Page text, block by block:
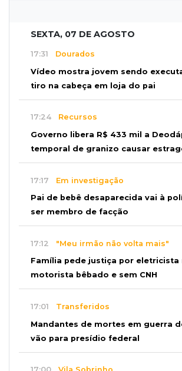
SEXTA, 07 DE AGOSTO
17:31 Dourados
Vídeo mostra jovem sendo
tiro na cabeça em loja do pai
17:24 Recursos
Governo libera R$ 433 mil a
temporal de granizo causar
17:17 Em investigação
Pai de bebê desaparecida vai à
ser membro de facção
17:12 "Meu irmão não volta mais"
Família pede justiça por
motorista bêbado e sem CNH
17:01 Transferidos
Mandantes de mortes em guerra
vão para presídio federal